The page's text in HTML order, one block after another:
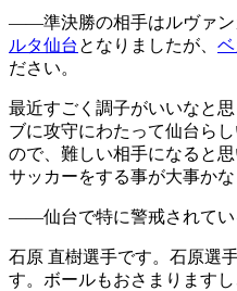
――準決勝の相手はルヴァン
ルタ仙台 となりましたが、
ださい。
最近すごく調子がいいなと
ブに攻守にわたって仙台ら
ので、難しい相手になると
サッカーをする事が大事かな
――仙台で特に警戒されてい
石原 直樹選手です。石原選
す。ボールもおさまります